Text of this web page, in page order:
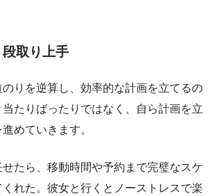
取り上手
のりを逆算し、効率的な計画を立てるの
たりばったりではなく、自ら計画を立
めていきます。
せたら、移動時間や予約まで完璧なスケ
れた。彼女と行くとノーストレスで楽